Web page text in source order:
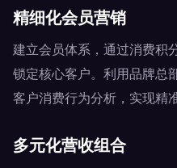
精细化会员营销
建立会员体系，通过消费积
锁定核心客户。利用品牌总
客户消费行为分析，实现精
多元化营收组合